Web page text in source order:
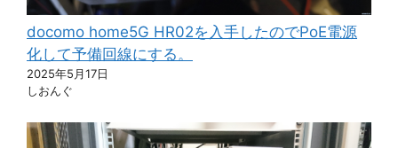
docomo home5G HR02を入手したのでPoE電源
化して予備回線にする。
2025年5月17日
しおんぐ